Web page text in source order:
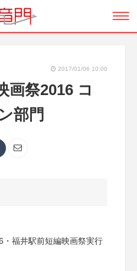
2017/01/06 10:00
画祭2016 コ
部門
福井駅前短編映画祭実行